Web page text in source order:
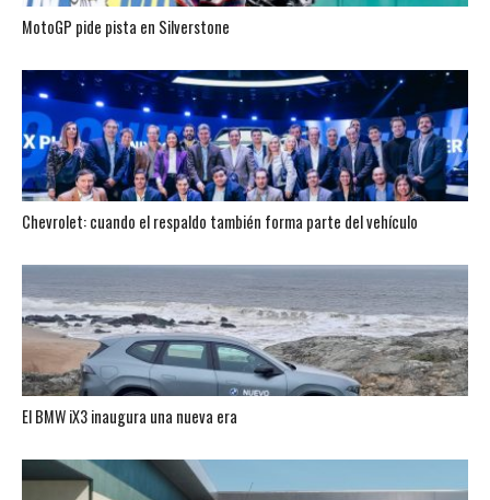
MotoGP pide pista en Silverstone
Chevrolet: cuando el respaldo también forma parte del vehículo
El BMW iX3 inaugura una nueva era